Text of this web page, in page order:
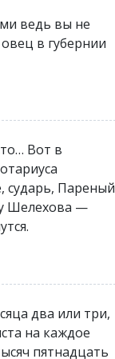
ведь вы не
в губернии
Вот в
сударь, Пареный
Шелехова —
два или три,
на каждое
пятнадцать